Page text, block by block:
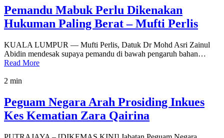
Pemandu Mabuk Perlu Dikenakan
Hukuman Paling Berat – Mufti Perlis
KUALA LUMPUR — Mufti Perlis, Datuk Dr Mohd Asri Zainul
Abidin mendesak supaya pemandu di bawah pengaruh bahan…
Read More
2 min
Peguam Negara Arah Prosiding Inkues
Kes Kematian Zara Qairina